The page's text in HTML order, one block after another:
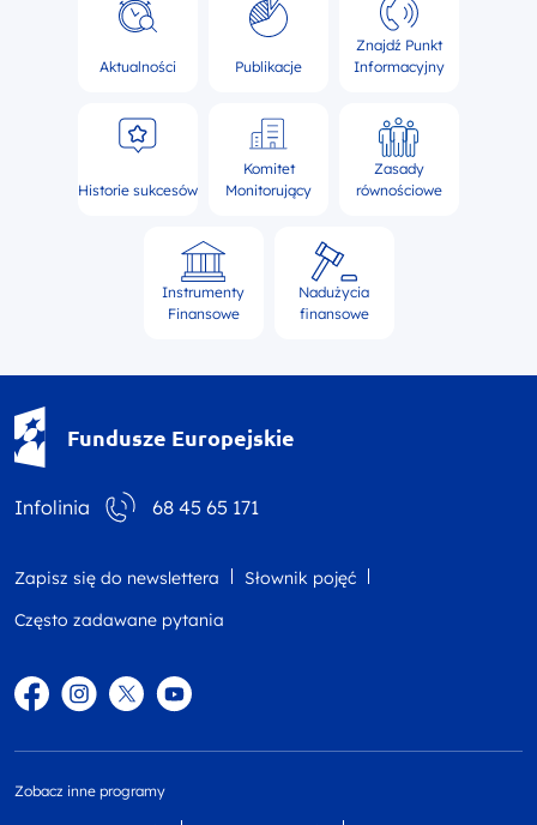
Aktualności Publikacje
Znajdź Punkt
Informacyjny
Historie sukcesów
Komitet
Monitorujący
Zasady
równościowe
Instrumenty
Finansowe
Nadużycia
finansowe
Fundusze Europejskie
Infolinia 68 45 65 171
Zapisz się do newslettera
Słownik pojęć
Często zadawane pytania
FacebookInstagram
TwitterYouTube
Zobacz inne programy